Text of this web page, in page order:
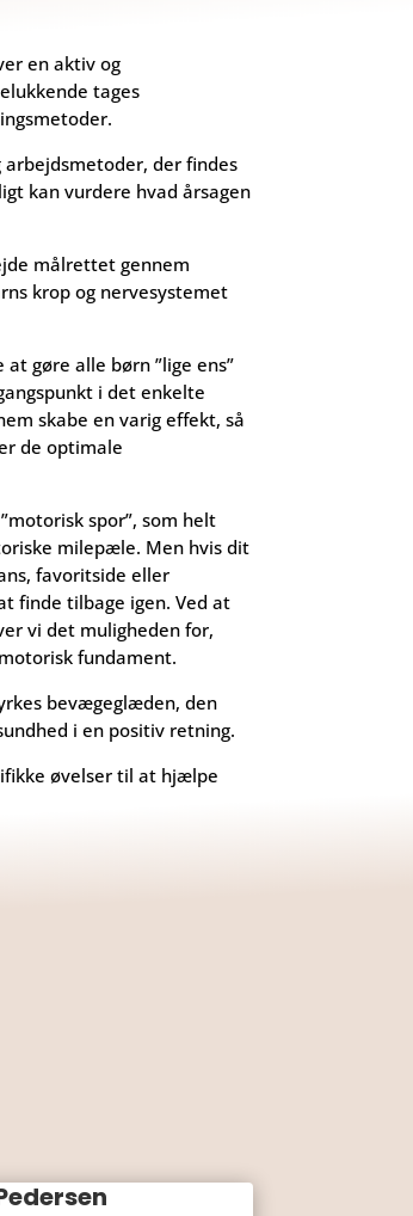
en aktiv og
tages
arbejdsmetoder, der findes
kan vurdere hvad årsagen
målrettet gennem
krop og nervesystemet
gøre alle børn ”lige ens”
i det enkelte
skabe en varig effekt, så
de optimale
spor”, som helt
milepæle. Men hvis dit
favoritside eller
finde tilbage igen. Ved at
vi det muligheden for,
fundament.
bevægeglæden, den
i en positiv retning.
øvelser til at hjælpe